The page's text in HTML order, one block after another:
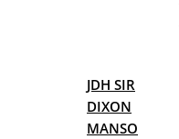
JDH SIR
DIXON
MANSO